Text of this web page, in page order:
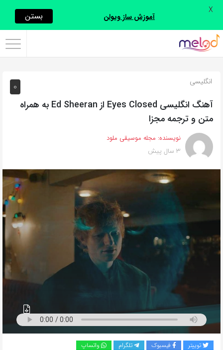
اشتراک
با
روش‌های
زیر
این
صفحه
را
اشتراک
بگذارید.
0 انگلیسی
آهنگ انگلیسی Eyes Closed از Ed Sheeran به همراه
متن و ترجمه مجزا
نویسنده: مجله موسیقی ملود
3 سال پیش
توییتر فیسبوک تلگرام واتساپ
آموزش ساز ویولن بستن X